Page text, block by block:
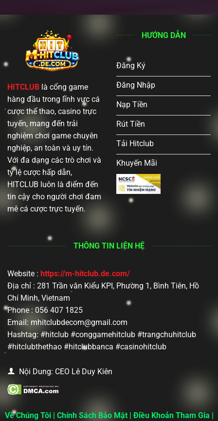
HITCLUB là cổng game
hàng đầu trong lĩnh vực cá
cược thể thao, casino trực
tuyến, mang đến trải
nghiệm chơi game chuyên
nghiệp, an toàn và uy tín.
Với đa dạng các trò chơi và
tỷ lệ cược hấp dẫn,
HITCLUB luôn là điểm đến
tin cậy cho người chơi đam
mê cá cược trực tuyến.
HƯỚNG DẪN
Đăng Ký
Đăng Nhập
Nạp Tiền
Rút Tiền
Tải Hitclub
Khuyến Mãi
THÔNG TIN LIÊN HỆ
Website : https://m-hitclub.de.com/
Địa chỉ : 281 Trần văn Kiểu KPI, Phường 1, Bình Tiên, Hồ
Chí Minh, Vietnam
Phone : 056 407 1825
Email: mhitclubdecom@gmail.com
Hashtag: #hitclub #conggamehitclub #trangchuhitclub
#hitclubthethao #hitclubbanca #casinohitclub
Nội Dung: CEO Lê Duy Kiên
Về Chúng Tôi| Chính Sách Bảo Mật| Điều Khoản Tham Gia |